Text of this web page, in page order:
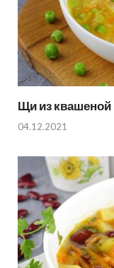
Щи из квашеной
04.12.2021